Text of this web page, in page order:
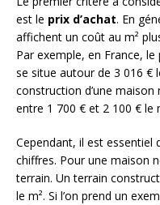
est le prix d’achat. En
affichent un coût au m²
Par exemple, en France,
se situe autour de 3 016 €
construction d’une maison
entre 1 700 € et 2 100 € le
Cependant, il est essentiel
chiffres. Pour une maison
terrain. Un terrain
le m². Si l’on prend un